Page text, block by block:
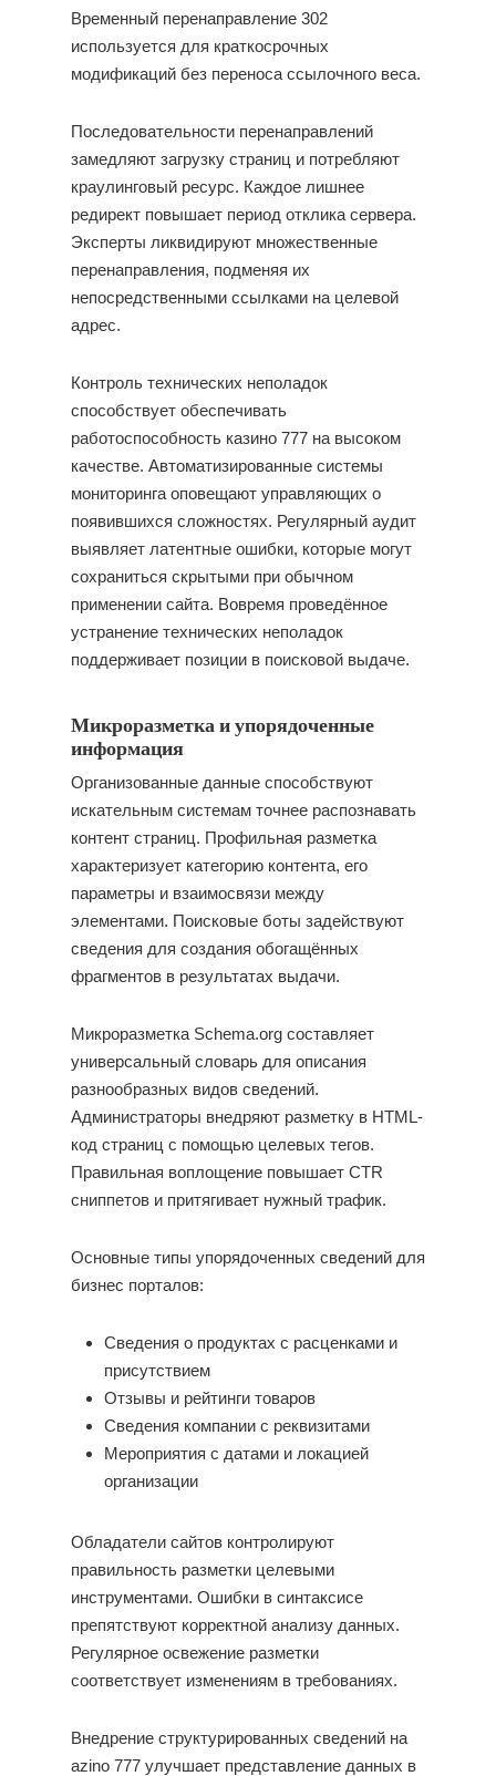
Временный перенаправление 302
используется для краткосрочных
модификаций без переноса ссылочного веса.
Последовательности перенаправлений
замедляют загрузку страниц и потребляют
краулинговый ресурс. Каждое лишнее
редирект повышает период отклика сервера.
Эксперты ликвидируют множественные
перенаправления, подменяя их
непосредственными ссылками на целевой
адрес.
Контроль технических неполадок
способствует обеспечивать
работоспособность казино 777 на высоком
качестве. Автоматизированные системы
мониторинга оповещают управляющих о
появившихся сложностях. Регулярный аудит
выявляет латентные ошибки, которые могут
сохраниться скрытыми при обычном
применении сайта. Вовремя проведённое
устранение технических неполадок
поддерживает позиции в поисковой выдаче.
Микроразметка и упорядоченные
информация
Организованные данные способствуют
искательным системам точнее распознавать
контент страниц. Профильная разметка
характеризует категорию контента, его
параметры и взаимосвязи между
элементами. Поисковые боты задействуют
сведения для создания обогащённых
фрагментов в результатах выдачи.
Микроразметка Schema.org составляет
универсальный словарь для описания
разнообразных видов сведений.
Администраторы внедряют разметку в HTML-
код страниц с помощью целевых тегов.
Правильная воплощение повышает CTR
сниппетов и притягивает нужный трафик.
Основные типы упорядоченных сведений для
бизнес порталов:
Сведения о продуктах с расценками и
присутствием
Отзывы и рейтинги товаров
Сведения компании с реквизитами
Мероприятия с датами и локацией
организации
Обладатели сайтов контролируют
правильность разметки целевыми
инструментами. Ошибки в синтаксисе
препятствуют корректной анализу данных.
Регулярное освежение разметки
соответствует изменениям в требованиях.
Внедрение структурированных сведений на
azino 777 улучшает представление данных в